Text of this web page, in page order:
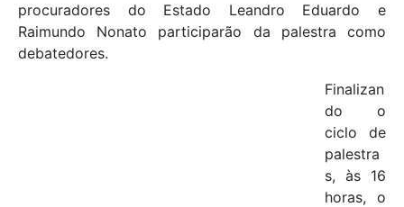
procuradores do Estado Leandro Eduardo e
Raimundo Nonato participarão da palestra como
debatedores.
Finalizan
do o
ciclo de
palestra
s, às 16
horas, o